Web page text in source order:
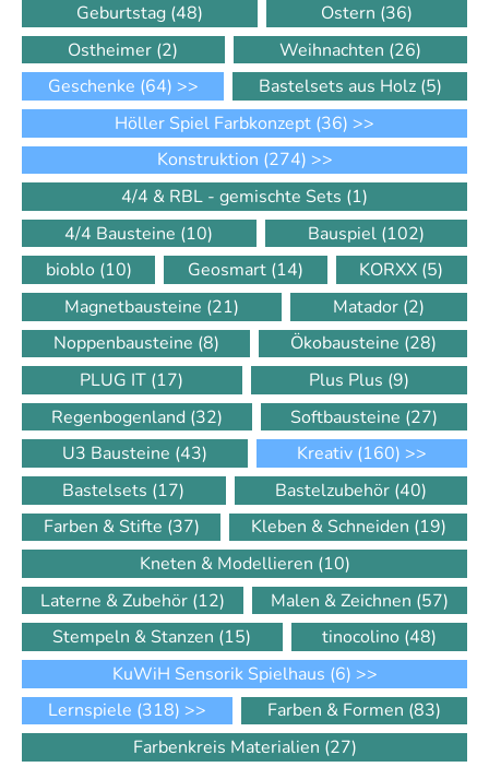
Geburtstag (48) Ostern (36)
Ostheimer (2) Weihnachten (26)
Geschenke (64) >> Bastelsets aus Holz (5)
Höller Spiel Farbkonzept (36) >>
Konstruktion (274) >>
4/4 & RBL - gemischte Sets (1)
4/4 Bausteine (10) Bauspiel (102)
bioblo (10) Geosmart (14) KORXX (5)
Magnetbausteine (21) Matador (2)
Noppenbausteine (8) Ökobausteine (28)
PLUG IT (17) Plus Plus (9)
Regenbogenland (32) Softbausteine (27)
U3 Bausteine (43) Kreativ (160) >>
Bastelsets (17) Bastelzubehör (40)
Farben & Stifte (37) Kleben & Schneiden (19)
Kneten & Modellieren (10)
Laterne & Zubehör (12) Malen & Zeichnen (57)
Stempeln & Stanzen (15) tinocolino (48)
KuWiH Sensorik Spielhaus (6) >>
Lernspiele (318) >> Farben & Formen (83)
Farbenkreis Materialien (27)